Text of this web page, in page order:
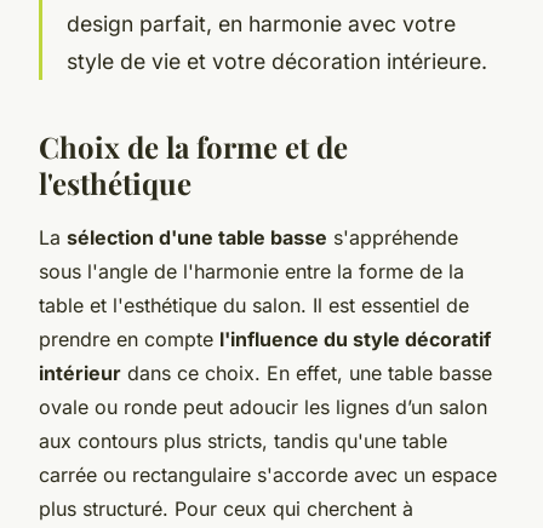
design parfait, en harmonie avec votre
style de vie et votre décoration intérieure.
Choix de la forme et de
l'esthétique
La sélection d'une table basse s'appréhende
sous l'angle de l'harmonie entre la forme de la
table et l'esthétique du salon. Il est essentiel de
prendre en compte l'influence du style décoratif
intérieur dans ce choix. En effet, une table basse
ovale ou ronde peut adoucir les lignes d’un salon
aux contours plus stricts, tandis qu'une table
carrée ou rectangulaire s'accorde avec un espace
plus structuré. Pour ceux qui cherchent à